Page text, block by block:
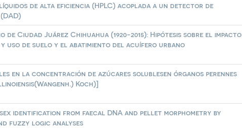
de alta eficiencia (HPLC) acoplada a un detector de
de Ciudad Juárez Chihuahua (1920-2015): Hipótesis sobre el impacto
uso de suelo y el abatimiento del acuífero urbano
en la concentración de azúcares solublesen órganos perennes
Koch)]
identification from faecal DNA and pellet morphometry by
fuzzy logic analyses